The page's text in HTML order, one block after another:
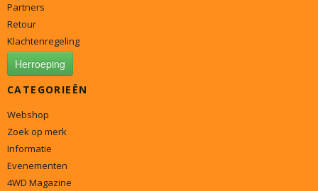
Partners
Retour
Klachtenregeling
Herroeping
CATEGORIEËN
Webshop
Zoek op merk
Informatie
Evenementen
4WD Magazine